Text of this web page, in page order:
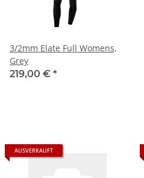
3/2mm Elate Full Womens,
Grey
219,00 € *
AUSVERKAUFT